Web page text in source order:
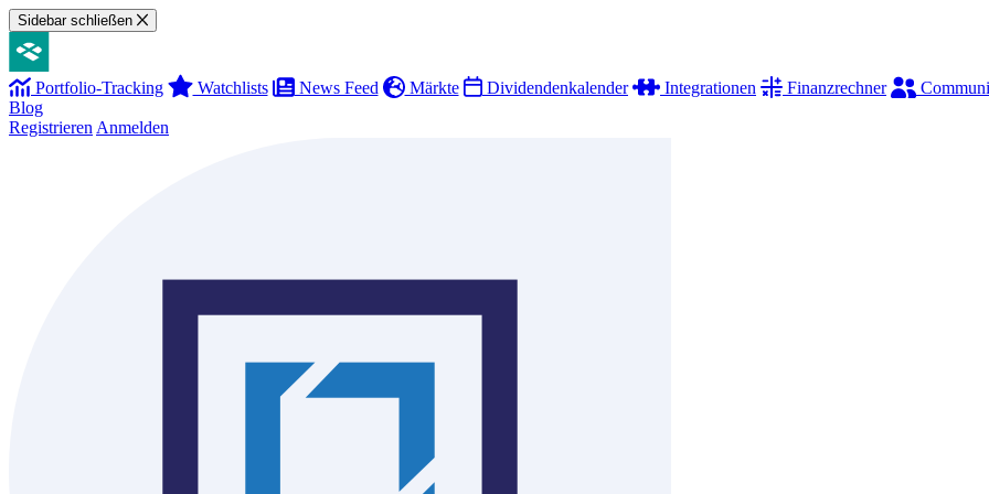
Sidebar schließen
Portfolio-Tracking Watchlists News Feed Märkte Dividendenkalender Integrationen Finanzrechner
Blog
Registrieren Anmelden